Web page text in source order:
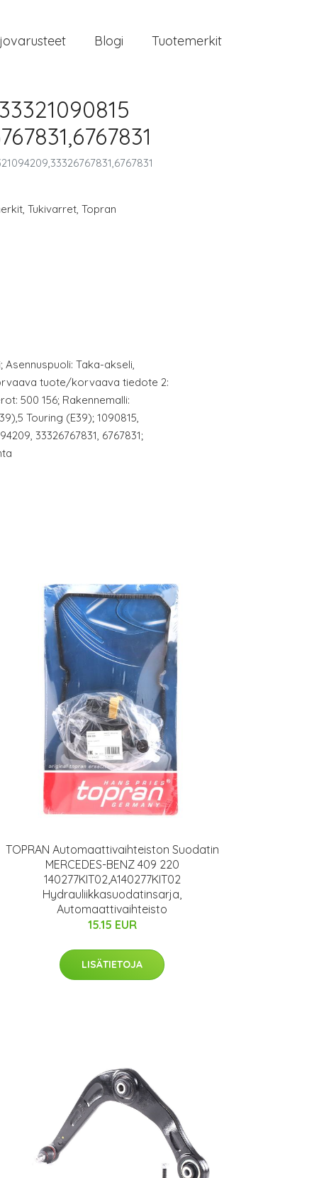
Blogi Tuotemerkit
, Tukivarret, Topran
Taka-akseli,
tuote/korvaava tiedote 2:
500 156; Rakennemalli:
Touring (E39); 1090815,
33326767831, 6767831;
TOPRAN Automaattivaihteiston Suodatin
MERCEDES-BENZ 409 220
140277KIT02,A140277KIT02
Hydrauliikkasuodatinsarja,
Automaattivaihteisto
15.15 EUR
LISÄTIETOJA